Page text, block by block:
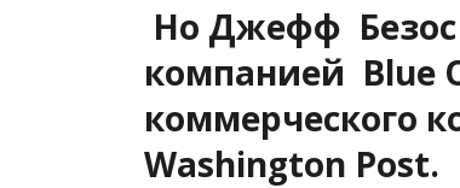
Но Джефф Безос
компанией Blue
коммерческого
Washington Post.